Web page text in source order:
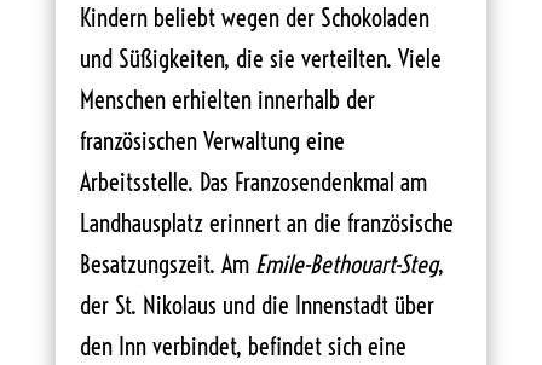
Kindern beliebt wegen der Schokoladen
und Süßigkeiten, die sie verteilten. Viele
Menschen erhielten innerhalb der
französischen Verwaltung eine
Arbeitsstelle. Das Franzosendenkmal am
Landhausplatz erinnert an die französische
Besatzungszeit. Am Emile-Bethouart-Steg,
der St. Nikolaus und die Innenstadt über
den Inn verbindet, befindet sich eine